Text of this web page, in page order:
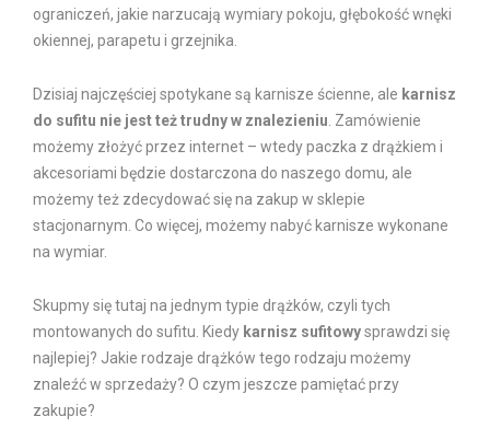
ograniczeń, jakie narzucają wymiary pokoju, głębokość wnęki
okiennej, parapetu i grzejnika.
Dzisiaj najczęściej spotykane są karnisze ścienne, ale karnisz
do sufitu nie jest też trudny w znalezieniu . Zamówienie
możemy złożyć przez internet – wtedy paczka z drążkiem i
akcesoriami będzie dostarczona do naszego domu, ale
możemy też zdecydować się na zakup w sklepie
stacjonarnym. Co więcej, możemy nabyć karnisze wykonane
na wymiar.
Skupmy się tutaj na jednym typie drążków, czyli tych
montowanych do sufitu. Kiedy karnisz sufitowysprawdzi się
najlepiej? Jakie rodzaje drążków tego rodzaju możemy
znaleźć w sprzedaży? O czym jeszcze pamiętać przy
zakupie?